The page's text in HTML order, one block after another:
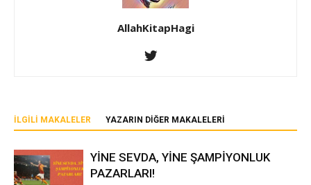
AllahKitapHagi
İLGILI MAKALELER YAZARIN DIĞER MAKALELERI
YİNE SEVDA, YİNE ŞAMPİYONLUK
PAZARLARI!